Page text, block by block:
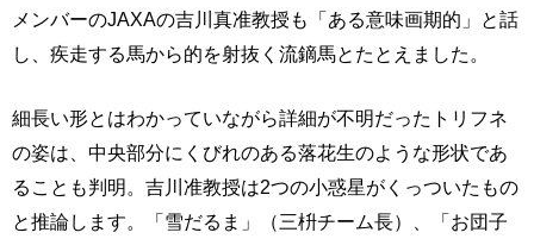
メンバーのJAXAの吉川真准教授も「ある意味画期的」と話
し、疾走する馬から的を射抜く流鏑馬とたとえました。
細長い形とはわかっていながら詳細が不明だったトリフネ
の姿は、中央部分にくびれのある落花生のような形状であ
ることも判明。吉川准教授は2つの小惑星がくっついたもの
と推論します。「雪だるま」（三枡チーム長）、「お団子